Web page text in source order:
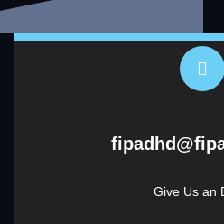
Give Us an